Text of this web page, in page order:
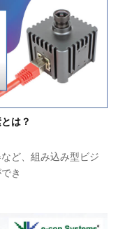
は？
ど、組み込み型ビジ
き